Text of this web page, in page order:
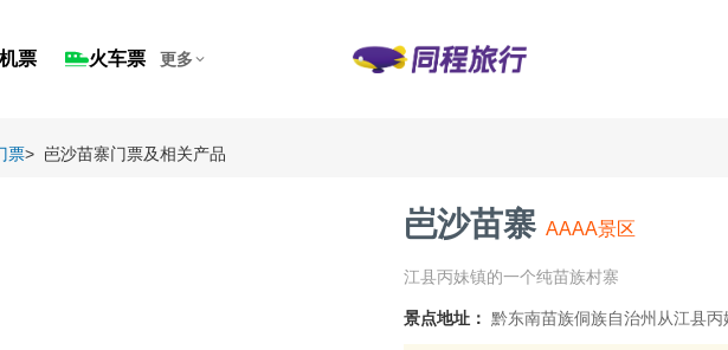
机票 火车票 更多
票> 岜沙苗寨门票及相关产品
岜沙苗寨 AAAA景区
江县丙妹镇的一个纯苗族村寨
景点地址： 黔东南苗族侗族自治州从江县丙